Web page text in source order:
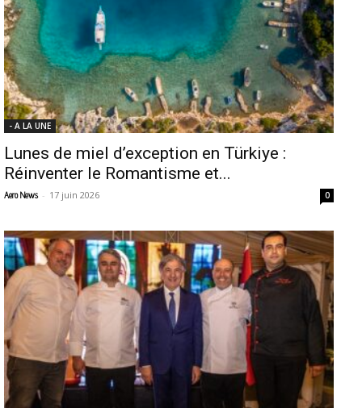
- A LA UNE
Lunes de miel d’exception en Türkiye :
Réinventer le Romantisme et...
Aero News - 17 juin 2026 0